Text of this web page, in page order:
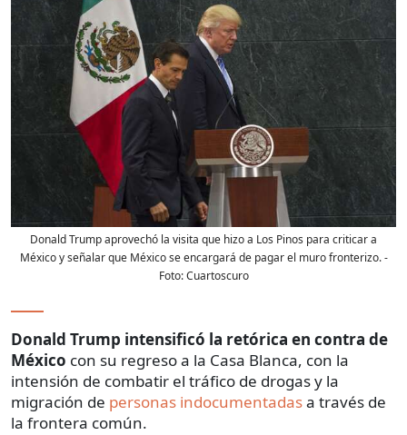
Donald Trump aprovechó la visita que hizo a Los Pinos para criticar a
México y señalar que México se encargará de pagar el muro fronterizo.-
Foto:Cuartoscuro
Donald Trump intensificó la retórica en contra de
México con su regreso a la Casa Blanca, con la
intensión de combatir el tráfico de drogas y la
migración de personas indocumentadasa través de
la frontera común.